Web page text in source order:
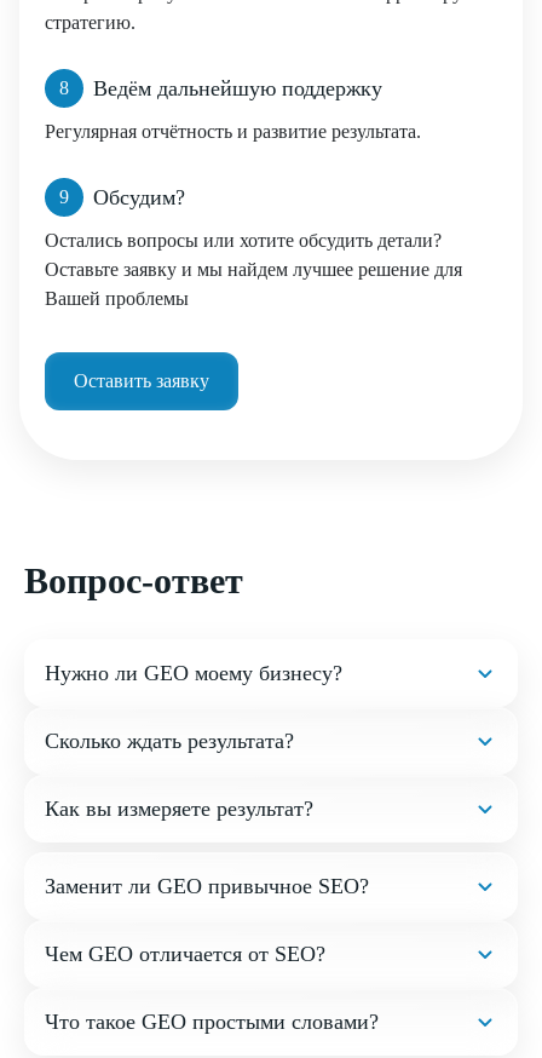
стратегию.
8 Ведём дальнейшую поддержку
Регулярная отчётность и развитие результата.
9 Обсудим?
Остались вопросы или хотите обсудить детали?
Оставьте заявку и мы найдем лучшее решение для
Вашей проблемы
Оставить заявку
Вопрос-ответ
Нужно ли GEO моему бизнесу?
Сколько ждать результата?
Как вы измеряете результат?
Заменит ли GEO привычное SEO?
Чем GEO отличается от SEO?
Что такое GEO простыми словами?